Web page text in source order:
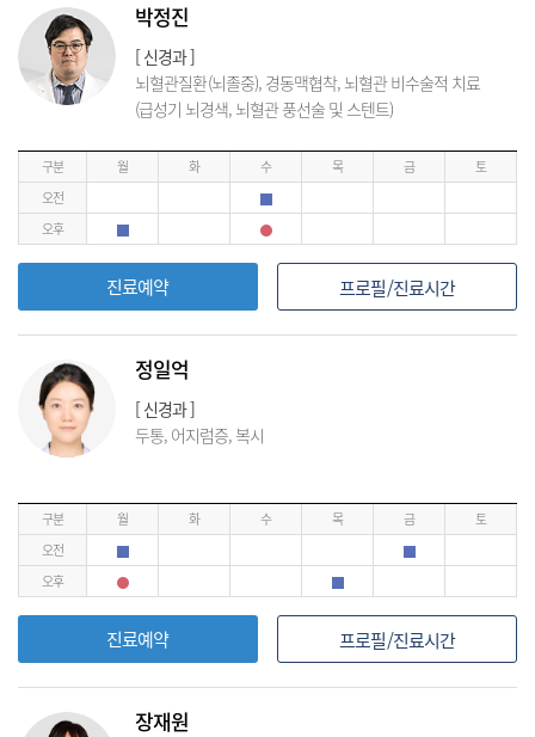
박정진
[ 신경과 ]
뇌혈관질환(뇌졸중), 경동맥협착, 뇌혈관 비수술적 치료
(급성기 뇌경색, 뇌혈관 풍선술 및 스텐트)
구분 월 화 수 목 금
토
오전
오후
진료예약 프로필/진료시간
정일억
[ 신경과 ]
두통, 어지럼증, 복시
구분 월 화 수 목 금
토
오전
오후
진료예약 프로필/진료시간
장재원